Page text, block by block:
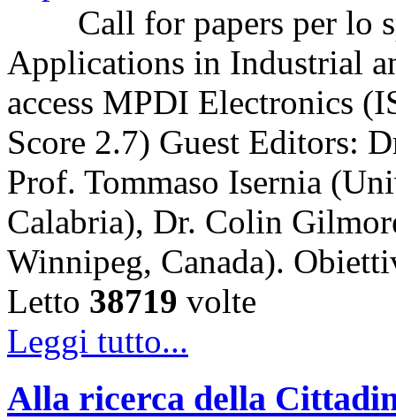
Call for papers per lo
Applications in Industrial
access MPDI Electronics
Score 2.7) Guest Editors:
Prof. Tommaso Isernia
Calabria), Dr. Colin
Winnipeg, Canada).
Letto 38719 volte
Leggi tutto...
Alla ricerca della